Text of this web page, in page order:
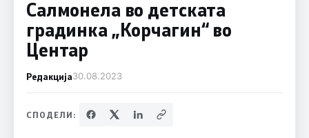
Салмонела во детската
градинка „Корчагин“ во
Центар
Редакција30.08.2023
СПОДЕЛИ: